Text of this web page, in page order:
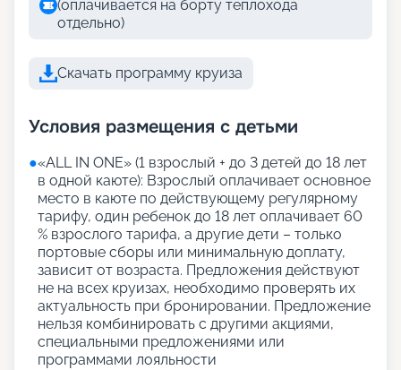
(оплачивается на борту теплохода
отдельно)
Скачать программу круиза
Условия размещения с детьми
●«АLL IN ONE» (1 взрослый + до 3 детей до 18 лет
в одной каюте): Взрослый оплачивает основное
место в каюте по действующему регулярному
тарифу, один ребенок до 18 лет оплачивает 60
% взрослого тарифа, а другие дети – только
портовые сборы или минимальную доплату,
зависит от возраста. Предложения действуют
не на всех круизах, необходимо проверять их
актуальность при бронировании. Предложение
нельзя комбинировать с другими акциями,
специальными предложениями или
программами лояльности